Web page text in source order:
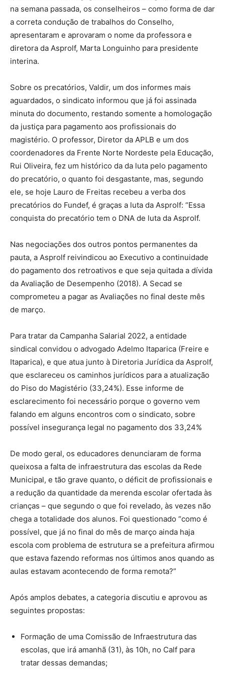
na semana passada, os conselheiros – como forma de dar
a correta condução de trabalhos do Conselho,
apresentaram e aprovaram o nome da professora e
diretora da Asprolf, Marta Longuinho para presidente
interina.
Sobre os precatórios, Valdir, um dos informes mais
aguardados, o sindicato informou que já foi assinada
minuta do documento, restando somente a homologação
da justiça para pagamento aos profissionais do
magistério. O professor, Diretor da APLB e um dos
coordenadores da Frente Norte Nordeste pela Educação,
Rui Oliveira, fez um histórico da da luta pelo pagamento
do precatório, o quanto foi desgastante, mas, segundo
ele, se hoje Lauro de Freitas recebeu a verba dos
precatórios do Fundef, é graças a luta da Asprolf: “Essa
conquista do precatório tem o DNA de luta da Asprolf.
Nas negociações dos outros pontos permanentes da
pauta, a Asprolf reivindicou ao Executivo a continuidade
do pagamento dos retroativos e que seja quitada a dívida
da Avaliação de Desempenho (2018). A Secad se
comprometeu a pagar as Avaliações no final deste mês
de março.
Para tratar da Campanha Salarial 2022, a entidade
sindical convidou o advogado Adelmo Itaparica (Freire e
Itaparica), e que atua junto à Diretoria Jurídica da Asprolf,
que esclareceu os caminhos jurídicos para a atualização
do Piso do Magistério (33,24%). Esse informe de
esclarecimento foi necessário porque o governo vem
falando em alguns encontros com o sindicato, sobre
possível insegurança legal no pagamento dos 33,24%
De modo geral, os educadores denunciaram de forma
queixosa a falta de infraestrutura das escolas da Rede
Municipal, e tão grave quanto, o déficit de profissionais e
a redução da quantidade da merenda escolar ofertada às
crianças – que segundo o que foi revelado, às vezes não
chega a totalidade dos alunos. Foi questionado “como é
possível, que já no final do mês de março ainda haja
escola com problema de estrutura se a prefeitura afirmou
que estava fazendo reformas nos últimos anos quando as
aulas estavam acontecendo de forma remota?”
Após amplos debates, a categoria discutiu e aprovou as
seguintes propostas:
Formação de uma Comissão de Infraestrutura das
escolas, que irá amanhã (31), às 10h, no Calf para
tratar dessas demandas;